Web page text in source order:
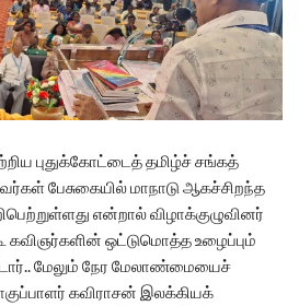
புதுக்கோட்டைத் தமிழ்ச் சங்கத்
பேசுகையில் மாநாடு ஆகச்சிறந்த
என்றால் விழாக்குழுவினர்
ஒட்டுமொத்த உழைப்பும்
மேலும் நேர மேலாண்மையைச்
கவிராசன் இலக்கியக்